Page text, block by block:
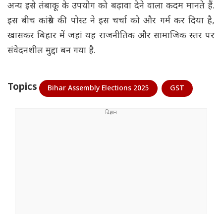
अन्य इसे तंबाकू के उपयोग को बढ़ावा देने वाला कदम मानते हैं.
इस बीच कांग्रेस की पोस्ट ने इस चर्चा को और गर्म कर दिया है,
खासकर बिहार में जहां यह राजनीतिक और सामाजिक स्तर पर
संवेदनशील मुद्दा बन गया है.
Topics Bihar Assembly Elections 2025 GST